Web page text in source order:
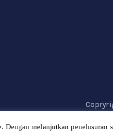
Dengan melanjutkan